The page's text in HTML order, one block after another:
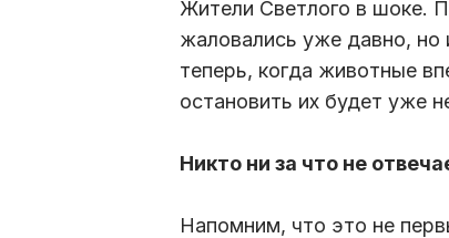
Жители Светлого в шоке.
жаловались уже давно, но
теперь, когда животные
остановить их будет уже
Никто ни за что не
Напомним, что это не